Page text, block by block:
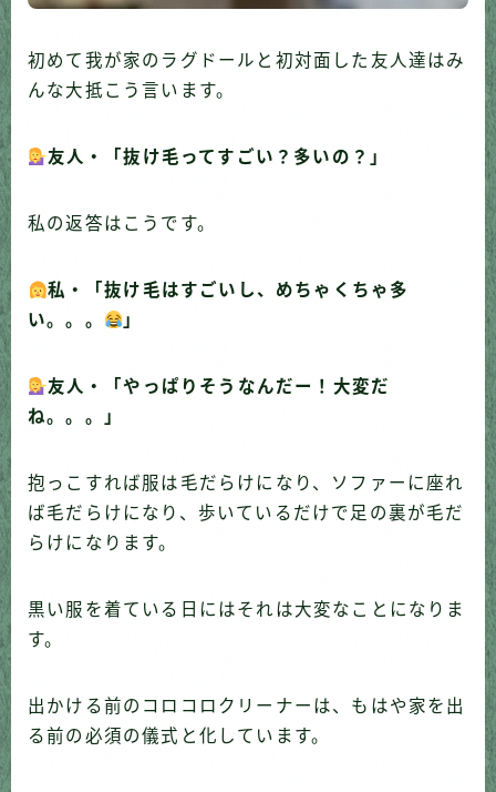
初めて我が家のラグドールと初対面した友人達はみ
んな大抵こう言います。
友人・「抜け毛ってすごい？多いの？」
私の返答はこうです。
私・「抜け毛はすごいし、めちゃくちゃ多
い。。。
」
友人・「やっぱりそうなんだー！大変だ
ね。。。」
抱っこすれば服は毛だらけになり、ソファーに座れ
ば毛だらけになり、歩いているだけで足の裏が毛だ
らけになります。
黒い服を着ている日にはそれは大変なことになりま
す。
出かける前のコロコロクリーナーは、もはや家を出
る前の必須の儀式と化しています。